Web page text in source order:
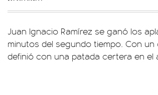
Juan Ignacio Ramírez se ganó los
minutos del segundo tiempo. Con
definió con una patada certera en